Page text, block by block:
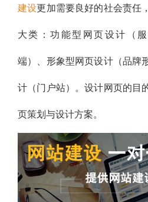
建设更加需要良好的社会责任
大类：功能型网页设计（
端）、形象型网页设计（品牌
计（门户站）。设计网页的目
页策划与设计方案。